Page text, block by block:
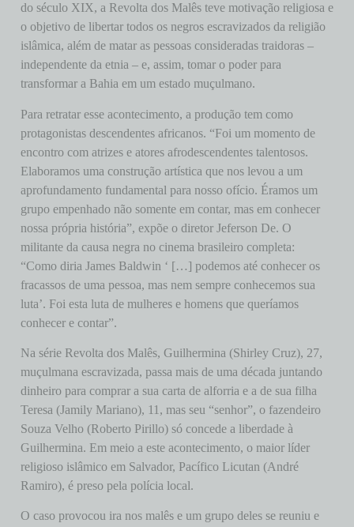
do século XIX, a Revolta dos Malês teve motivação religiosa e
o objetivo de libertar todos os negros escravizados da religião
islâmica, além de matar as pessoas consideradas traidoras –
independente da etnia – e, assim, tomar o poder para
transformar a Bahia em um estado muçulmano.
Para retratar esse acontecimento, a produção tem como
protagonistas descendentes africanos. “Foi um momento de
encontro com atrizes e atores afrodescendentes talentosos.
Elaboramos uma construção artística que nos levou a um
aprofundamento fundamental para nosso ofício. Éramos um
grupo empenhado não somente em contar, mas em conhecer
nossa própria história”, expõe o diretor Jeferson De. O
militante da causa negra no cinema brasileiro completa:
“Como diria James Baldwin ‘ […] podemos até conhecer os
fracassos de uma pessoa, mas nem sempre conhecemos sua
luta’. Foi esta luta de mulheres e homens que queríamos
conhecer e contar”.
Na série Revolta dos Malês, Guilhermina (Shirley Cruz), 27,
muçulmana escravizada, passa mais de uma década juntando
dinheiro para comprar a sua carta de alforria e a de sua filha
Teresa (Jamily Mariano), 11, mas seu “senhor”, o fazendeiro
Souza Velho (Roberto Pirillo) só concede a liberdade à
Guilhermina. Em meio a este acontecimento, o maior líder
religioso islâmico em Salvador, Pacífico Licutan (André
Ramiro), é preso pela polícia local.
O caso provocou ira nos malês e um grupo deles se reuniu e